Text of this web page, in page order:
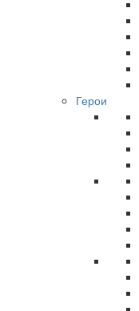
Герои